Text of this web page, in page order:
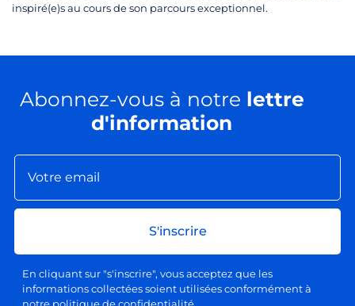
inspiré(e)s au cours de son parcours exceptionnel.
Abonnez-vous à notre lettre
d'information
S'inscrire
En cliquant sur "s'inscrire", vous acceptez que les
informations collectées soient utilisées conformément à